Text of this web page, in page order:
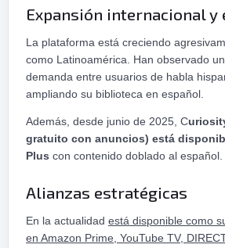
Expansión internacional y
La plataforma está creciendo
como Latinoamérica. Han observado
demanda entre usuarios de habla
ampliando su biblioteca en español.
Además, desde junio de 2025, C
gratuito con anuncios) está
Plus con contenido doblado al español.
Alianzas estratégicas
En la actualidad está disponible como
en Amazon Prime, YouTube TV,